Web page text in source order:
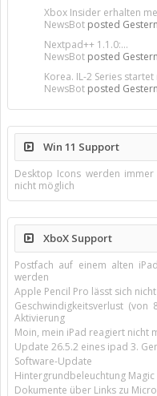
Xbox Insider erhalten
NewsBot posted
Nextpad++ 1.1.0:...
NewsBot posted
Korea. IL-2 Series startet
NewsBot posted
Win 11 Support
Desktop Icons werden
nicht möglich
XboX Support
Postfach auf einem alten
werden
Apple Pencil Pro lässt sich
Geschwindigkeitsverlust
Aktivierung
Moin, mein iPad reagiert nicht
Update 26.5.2 eines ipad 3.
Software-Update
Hintergrundbeleuchtung Magic
Dokumente über Links zu